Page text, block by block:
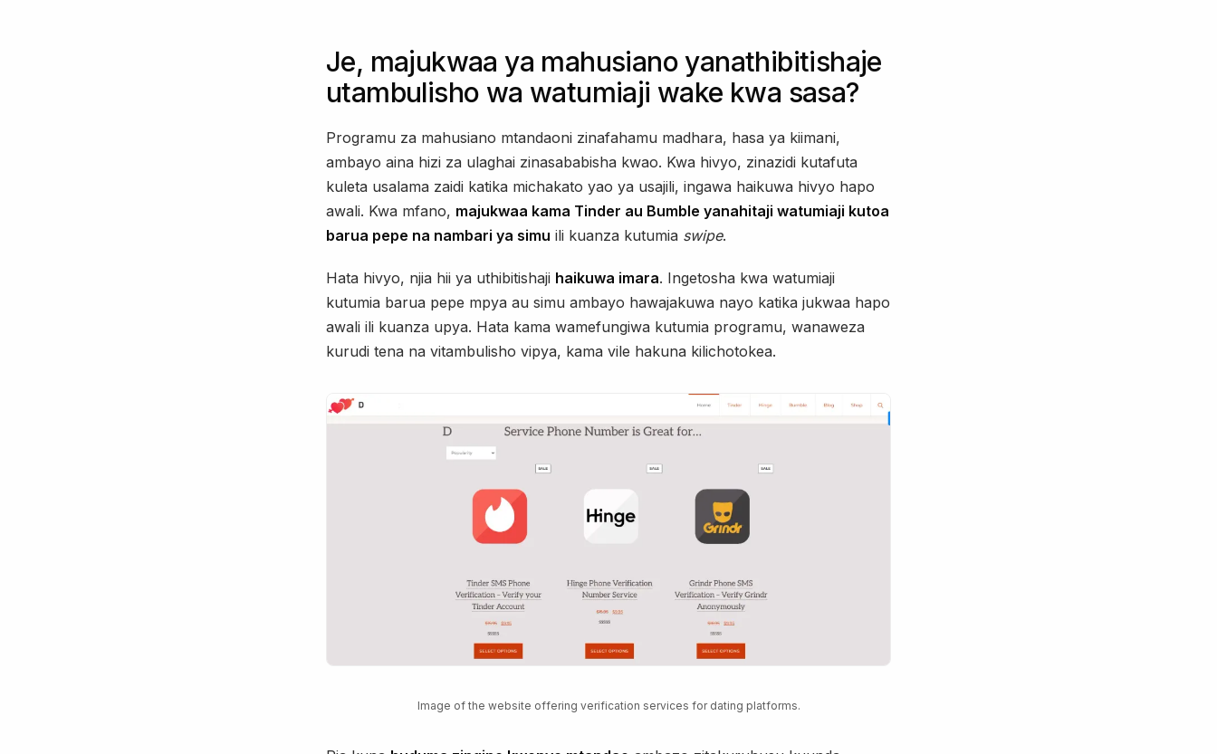
Je, majukwaa ya mahusiano yanathibitishaje
utambulisho wa watumiaji wake kwa sasa?
Programu za mahusiano mtandaoni zinafahamu madhara, hasa ya kiimani,
ambayo aina hizi za ulaghai zinasababisha kwao. Kwa hivyo, zinazidi kutafuta
kuleta usalama zaidi katika michakato yao ya usajili, ingawa haikuwa hivyo hapo
awali. Kwa mfano, majukwaa kama Tinder au Bumble yanahitaji watumiaji kutoa
barua pepe na nambari ya simu ili kuanza kutumia swipe.
Hata hivyo, njia hii ya uthibitishaji haikuwa imara. Ingetosha kwa watumiaji
kutumia barua pepe mpya au simu ambayo hawajakuwa nayo katika jukwaa hapo
awali ili kuanza upya. Hata kama wamefungiwa kutumia programu, wanaweza
kurudi tena na vitambulisho vipya, kama vile hakuna kilichotokea.
Image of the website offering verification services for dating platforms.